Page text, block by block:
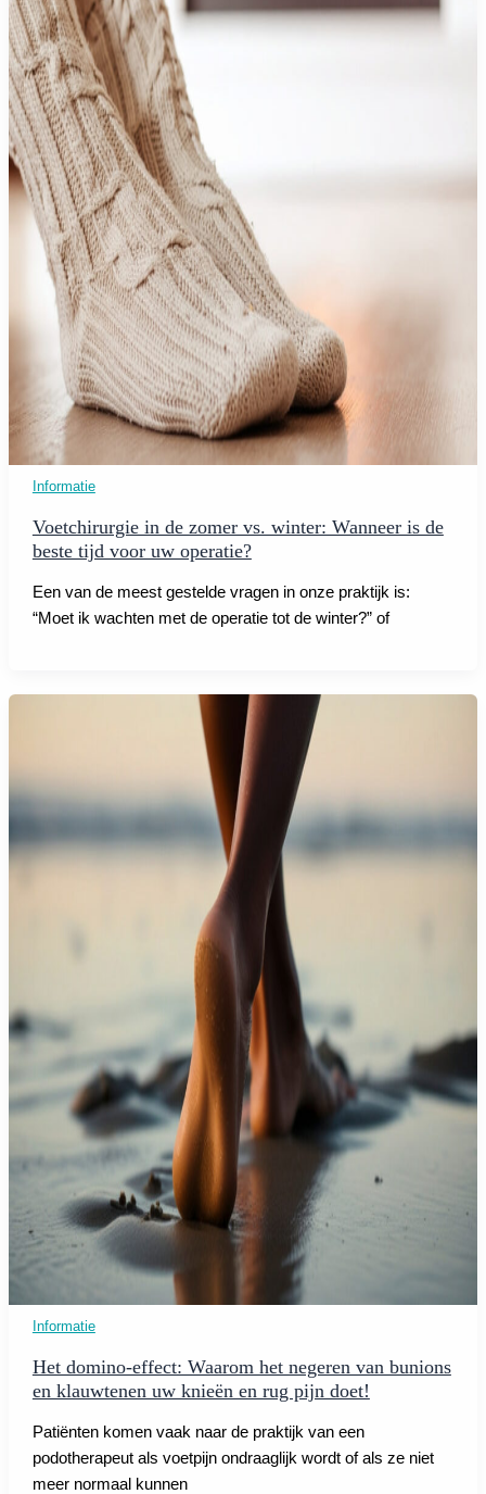
Informatie
Voetchirurgie in de zomer vs. winter: Wanneer is de
beste tijd voor uw operatie?
Een van de meest gestelde vragen in onze praktijk is:
“Moet ik wachten met de operatie tot de winter?” of
Informatie
Het domino-effect: Waarom het negeren van bunions
en klauwtenen uw knieën en rug pijn doet!
Patiënten komen vaak naar de praktijk van een
podotherapeut als voetpijn ondraaglijk wordt of als ze niet
meer normaal kunnen